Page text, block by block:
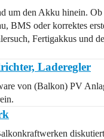
um den Akku hinein. Ob
BMS oder korrektes
Fertigakkus und
Laderegler
von (Balkon) PV